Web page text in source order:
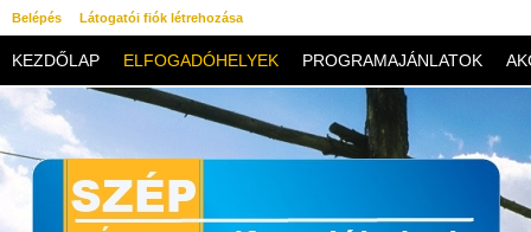
Belépés Látogatói fiók létrehozása
KEZDŐLAP ELFOGADÓHELYEK PROGRAMAJÁNLATOK
KAPCSOLAT